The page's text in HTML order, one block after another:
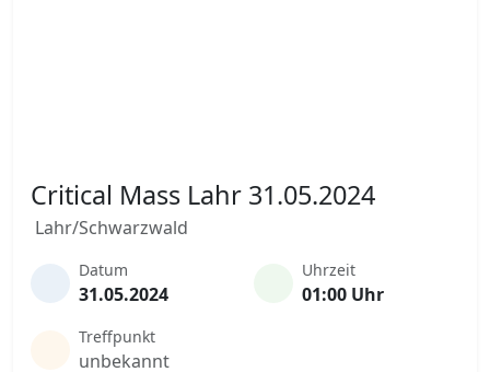
Critical Mass Lahr 31.05.2024
Lahr/Schwarzwald
Datum
31.05.2024
Uhrzeit
01:00 Uhr
Treffpunkt
unbekannt